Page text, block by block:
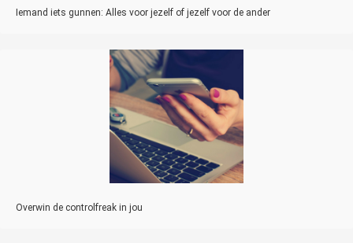
Iemand iets gunnen: Alles voor jezelf of jezelf voor de ander
Overwin de controlfreak in jou